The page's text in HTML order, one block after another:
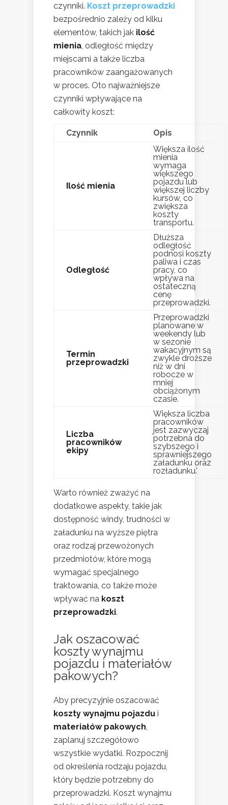
czynniki. Koszt przeprowadzki
bezpośrednio zależy od kilku
elementów, takich jak ilość
mienia , odległość między
miejscami a także liczba
pracowników zaangażowanych
w proces. Oto najważniejsze
czynniki wpływające na
całkowity koszt:
Czynnik Opis
Ilość mienia
Większa ilość
mienia
wymaga
większego
pojazdu lub
większej liczby
kursów, co
zwiększa
koszty
transportu.
Odległość
Dłuższa
odległość
podnosi koszty
paliwa i czas
pracy, co
wpływa na
ostateczną
cenę
przeprowadzki.
Termin
przeprowadzki
Przeprowadzki
planowane w
weekendy lub
w sezonie
wakacyjnym są
zwykle droższe
niż w dni
robocze w
mniej
obciążonym
czasie.
Liczba
pracowników
ekipy
Większa liczba
pracowników
jest zazwyczaj
potrzebna do
szybszego i
sprawniejszego
załadunku oraz
rozładunku.’
Warto również zważyć na
dodatkowe aspekty, takie jak
dostępność windy, trudności w
załadunku na wyższe piętra
oraz rodzaj przewożonych
przedmiotów, które mogą
wymagać specjalnego
traktowania, co także może
wpływać na koszt
przeprowadzki.
Jak oszacować
koszty wynajmu
pojazdu i materiałów
pakowych?
Aby precyzyjnie oszacować
koszty wynajmu pojazdu i
materiałów pakowych
zaplanuj szczegółowo
wszystkie wydatki. Rozpocznij
od określenia rodzaju pojazdu,
który będzie potrzebny do
przeprowadzki. Koszt wynajmu